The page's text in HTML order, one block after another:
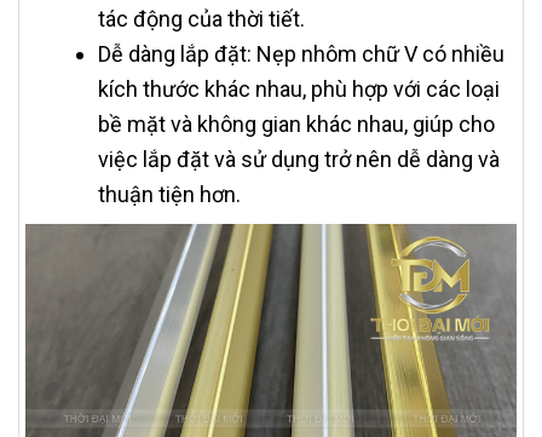
tác động của thời tiết.
Dễ dàng lắp đặt: Nẹp nhôm chữ V có nhiều
kích thước khác nhau, phù hợp với các loại
bề mặt và không gian khác nhau, giúp cho
việc lắp đặt và sử dụng trở nên dễ dàng và
thuận tiện hơn.